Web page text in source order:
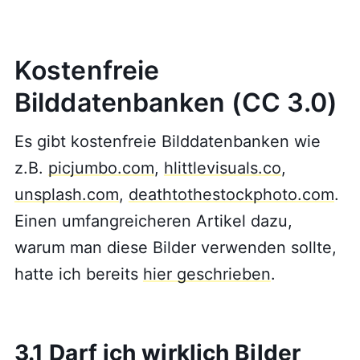
Kostenfreie
Bilddatenbanken (CC 3.0)
Es gibt kostenfreie Bilddatenbanken wie
z.B. picjumbo.com, hlittlevisuals.co,
unsplash.com, deathtothestockphoto.com.
Einen umfangreicheren Artikel dazu,
warum man diese Bilder verwenden sollte,
hatte ich bereits hier geschrieben.
3.1 Darf ich wirklich Bilder